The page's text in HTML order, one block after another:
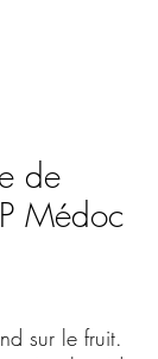
de
Médoc
sur le fruit.